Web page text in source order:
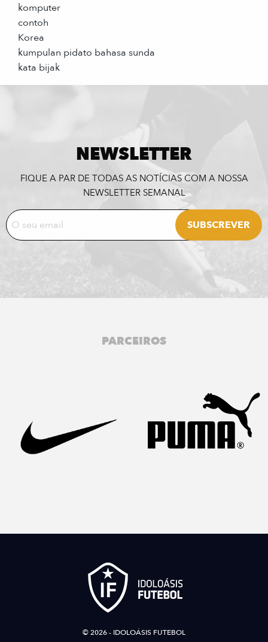
komputer
contoh
Korea
kumpulan pidato bahasa sunda
kata bijak
NEWSLETTER
FIQUE A PAR DE TODAS AS NOTÍCIAS COM A NOSSA
NEWSLETTER SEMANAL
PARCEIROS
© 2026 - IDOLOÁSIS FUTEBOL